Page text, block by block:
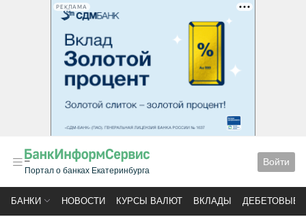
РЕКЛАМА
Портал о банках Екатеринбурга
Войти
БАНКИ НОВОСТИ КУРСЫ ВАЛЮТ ВКЛАДЫ ДЕБЕТОВЫЕ